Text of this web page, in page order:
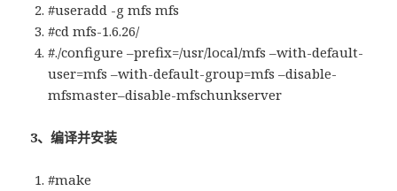
#useradd -g mfs mfs
#cd mfs-1.6.26/
#./configure –prefix=/usr/local/mfs –with-default-
user=mfs –with-default-group=mfs –disable-
mfsmaster–disable-mfschunkserver
3、编译并安装
#make